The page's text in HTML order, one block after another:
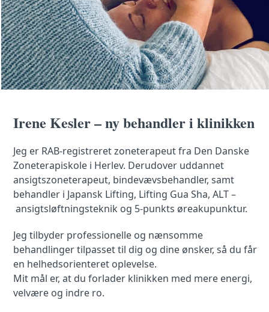
Irene Kesler – ny behandler i klinikken
Jeg er RAB-registreret zoneterapeut fra Den Danske
Zoneterapiskole i Herlev. Derudover uddannet
ansigtszoneterapeut, bindevævsbehandler, samt
behandler i Japansk Lifting, Lifting Gua Sha, ALT–
ansigtsløftningsteknik og 5-punkts øreakupunktur.
Jeg tilbyder professionelle og nænsomme
behandlinger tilpasset til dig og dine ønsker, så du får
en helhedsorienteret oplevelse.
Mit mål er, at du forlader klinikken med mere energi,
velvære og indre ro.